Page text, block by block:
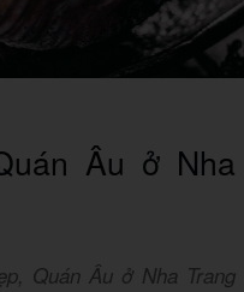
Âu ở Nha
Quán Âu ở Nha Trang